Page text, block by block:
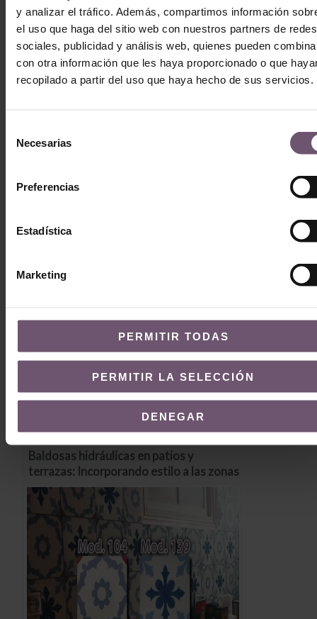
y analizar el tráfico. Además, compartimos información
el uso que haga del sitio web con nuestros partners de redes
sociales, publicidad y análisis web, quienes pueden
con otra información que les haya proporcionado o que
recopilado a partir del uso que haya hecho de sus servicios.
Necesarias
Preferencias
Estadística
Marketing
PERMITIR TODAS
PERMITIR LA SELECCIÓN
DENEGAR
Ant
Amadis & Demosaica Baño con suelo hidráulico y zellige en Francia (Mod. 189)
Baldosas hidráulicas en patios y
terrazas: Incorporando estilo a las zonas
exteriores